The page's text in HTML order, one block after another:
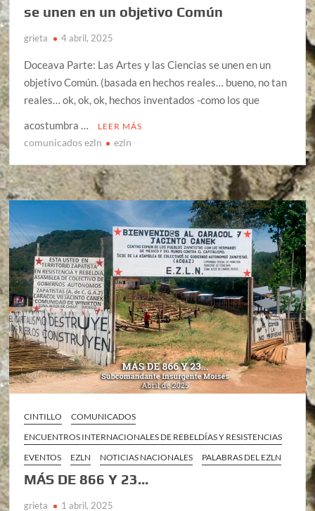
se unen en un objetivo Común
grieta 4 abril, 2025
Doceava Parte: Las Artes y las Ciencias se unen en un
objetivo Común. (basada en hechos reales… bueno, no tan
reales… ok, ok, ok, hechos inventados -como los que
acostumbra …
LEER MÁS
comunicados ezln ezln
CINTILLO
COMUNICADOS
ENCUENTROS INTERNACIONALES DE REBELDÍAS Y RESISTENCIAS
EVENTOS
EZLN NOTICIAS NACIONALES PALABRAS DEL EZLN
MÁS DE 866 Y 23…
grieta 1 abril, 2025